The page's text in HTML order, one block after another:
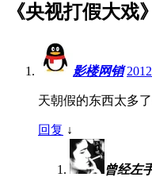
《央视打假大戏
影楼网销
天朝假的东西太多
回复 ↓
曾经左